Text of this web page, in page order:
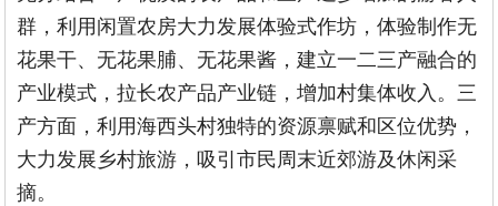
群，利用闲置农房大力发展体验式作坊，体验制作无
花果干、无花果脯、无花果酱，建立一二三产融合的
产业模式，拉长农产品产业链，增加村集体收入。三
产方面，利用海西头村独特的资源禀赋和区位优势，
大力发展乡村旅游，吸引市民周末近郊游及休闲采
摘。